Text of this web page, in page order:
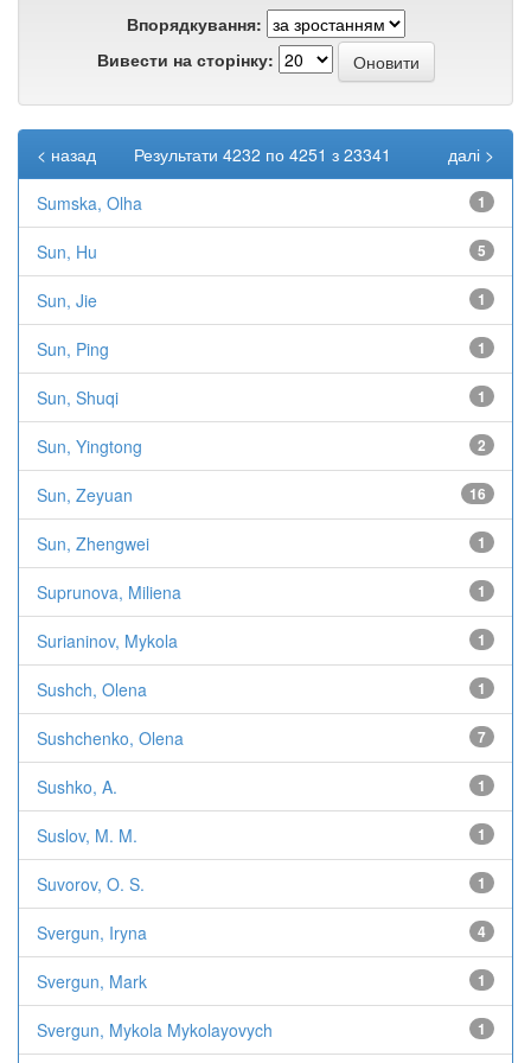
Впорядкування:
Вивести на сторінку:
Результати 4232 по 4251 з 23341
< назад далі >
Sumska, Olha 1
Sun, Hu 5
Sun, Jie 1
Sun, Ping 1
Sun, Shuqi 1
Sun, Yingtong 2
Sun, Zeyuan 16
Sun, Zhengwei 1
Suprunova, Miliena 1
Surianinov, Mykola 1
Sushch, Olena 1
Sushchenko, Olena 7
Sushko, A. 1
Suslov, M. M. 1
Suvorov, O. S. 1
Svergun, Iryna 4
Svergun, Mark 1
Svergun, Mykola Mykolayovych 1